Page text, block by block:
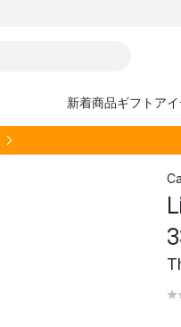
新着商品ギフトア